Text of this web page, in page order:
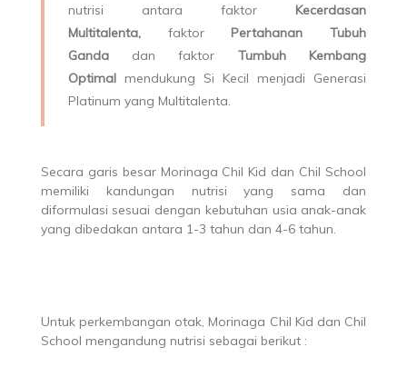
nutrisi antara faktor Kecerdasan
Multitalenta, faktor Pertahanan Tubuh
Gandadan faktor Tumbuh Kembang
Optimal mendukung Si Kecil menjadi Generasi
Platinum yang Multitalenta.
Secara garis besar Morinaga Chil Kid dan Chil School
memiliki kandungan nutrisi yang sama dan
diformulasi sesuai dengan kebutuhan usia anak-anak
yang dibedakan antara 1-3 tahun dan 4-6 tahun.
Untuk perkembangan otak, Morinaga Chil Kid dan Chil
School mengandung nutrisi sebagai berikut :